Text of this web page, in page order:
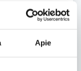
Apie
teritorijose
šios